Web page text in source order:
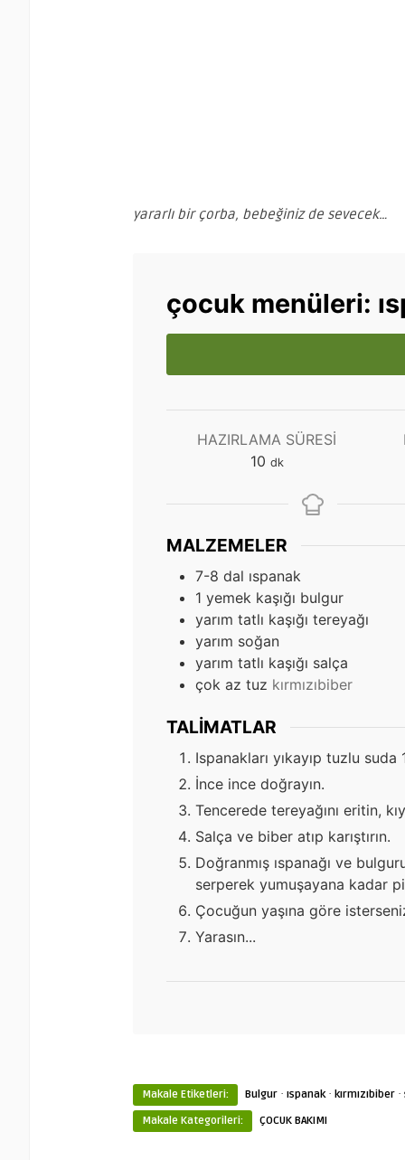
yararlı bir çorba, bebeğiniz de sevecek…
çocuk menüleri:
HAZIRLAMA SÜRESI
10dakika
dk
MALZEMELER
7-8 dal ıspanak
1 yemek kaşığı bulgur
yarım tatlı kaşığı tereyağı
yarım soğan
yarım tatlı kaşığı salça
çok az tuz kırmızıbiber
TALIMATLAR
Ispanakları yıkayıp tuzlu
İnce ince doğrayın.
Tencerede tereyağını eritin,
Salça ve biber atıp karıştırın.
Doğranmış ıspanağı ve
serperek yumuşayana kadar
Çocuğun yaşına göre
Yarasın...
Makale Etiketleri: Bulgur · ıspanak· kırmızıbiber ·
Makale Kategorileri:
ÇOCUK BAKIMI